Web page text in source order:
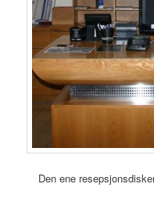
Den ene